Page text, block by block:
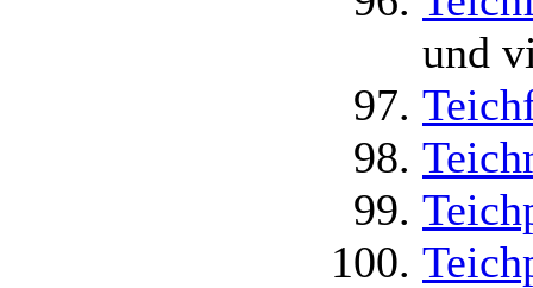
und